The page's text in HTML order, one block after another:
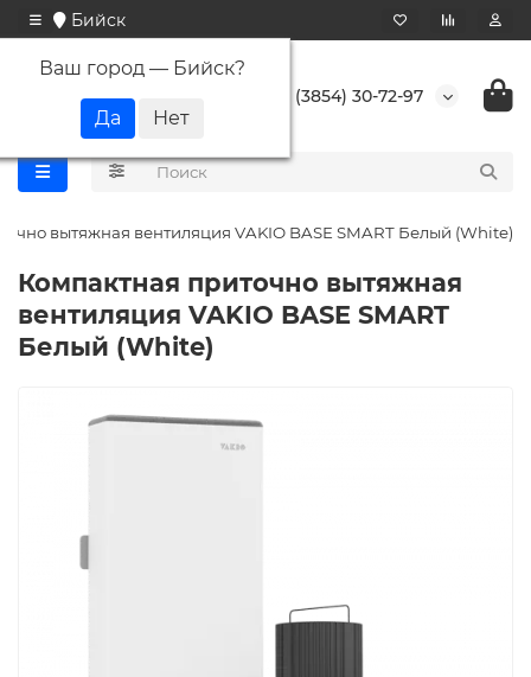
Бийск
Ваш город — Бийск?
+7 (3854) 30-72-97
вытяжная вентиляция VAKIO BASE SMART Белый (White)
Компактная приточно вытяжная
вентиляция VAKIO BASE SMART
Белый (White)